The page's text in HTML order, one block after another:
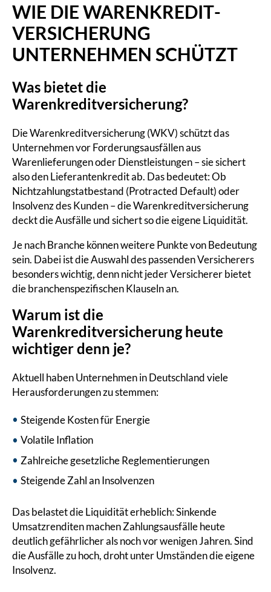
WIE DIE WAREN­KREDIT­
VERSICHERUNG
UNTERNEHMEN SCHÜTZT
Was bietet die
Warenkreditversicherung?
Die Warenkreditversicherung (WKV) schützt das
Unternehmen vor Forderungsausfällen aus
Warenlieferungen oder Dienstleistungen – sie sichert
also den Lieferantenkredit ab. Das bedeutet: Ob
Nichtzahlungstatbestand (Protracted Default) oder
Insolvenz des Kunden – die Warenkreditversicherung
deckt die Ausfälle und sichert so die eigene Liquidität.
Je nach Branche können weitere Punkte von Bedeutung
sein. Dabei ist die Auswahl des passenden Versicherers
besonders wichtig, denn nicht jeder Versicherer bietet
die branchenspezifischen Klauseln an.
Warum ist die
Warenkreditversicherung heute
wichtiger denn je?
Aktuell haben Unternehmen in Deutschland viele
Herausforderungen zu stemmen:
Steigende Kosten für Energie
Volatile Inflation
Zahlreiche gesetzliche Reglementierungen
Steigende Zahl an Insolvenzen
Das belastet die Liquidität erheblich: Sinkende
Umsatzrenditen machen Zahlungsausfälle heute
deutlich gefährlicher als noch vor wenigen Jahren. Sind
die Ausfälle zu hoch, droht unter Umständen die eigene
Insolvenz.